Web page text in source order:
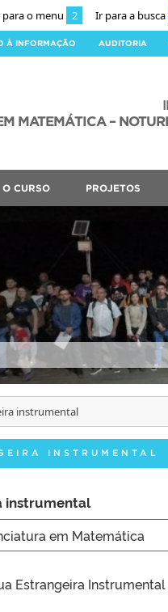
o menu 2 Ir para a busca
À INFORMAÇÃO AUDITORIA
MATEMÁTICA –
O CURSO PROJETOS
instrumental
INSTRUMENTAL
instrumental
em Matemática
Estrangeira Instrumental